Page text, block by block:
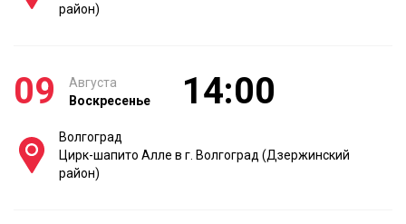
район)
09
Августа
Воскресенье
14:00
Волгоград
Цирк-шапито Алле в г. Волгоград (Дзержинский
район)